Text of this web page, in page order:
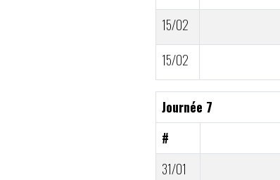
15/02
15/02
Journée 7
#
31/01